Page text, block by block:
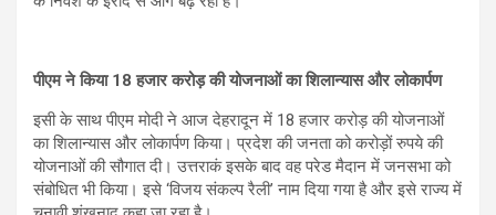
पीएम ने किया18हजार करोड़ की योजनाओं का शिलान्यास और लोकार्पण
इसी के साथ पीएम मोदी ने आज देहरादून में 18 हजार करोड़ की योजनाओं
का शिलान्यास और लोकार्पण किया। प्रदेश की जनता को करोड़ों रुपये की
योजनाओं की सौगात दी। उत्तराकं इसके बाद वह परेड मैदान में जनसभा को
संबोधित भी किया। इसे ‘विजय संकल्प रैली’ नाम दिया गया है और इसे राज्‍य में